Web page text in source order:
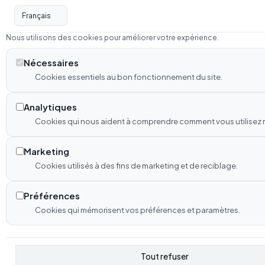
Tout refuser
Tout accepter